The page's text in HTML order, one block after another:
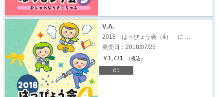
V.A.
2018 はっぴょう会（4） に …
発売日：2018/07/25
￥1,731
（税込）